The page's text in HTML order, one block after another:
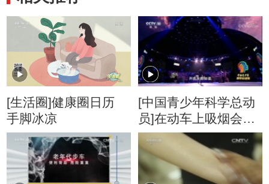
[生活圈]健康圈日历
手脚冰凉
[中国青少年科学总动
员]在动车上吸烟会造
成什么危害？